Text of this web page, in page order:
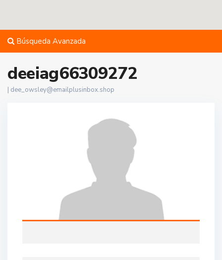
Búsqueda Avanzada
deeiag66309272
dee_owsley@emailplusinbox.shop